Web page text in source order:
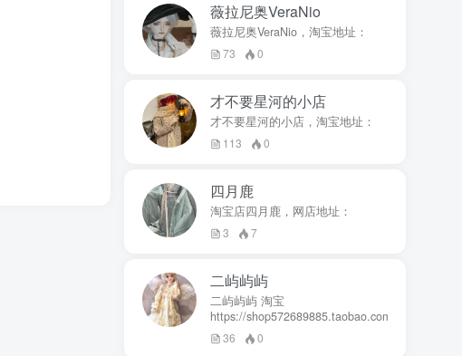
薇拉尼奥VeraNio
薇拉尼奥VeraNio，淘宝地址：
73 0
才不要星河的小店
才不要星河的小店，淘宝地址：
113 0
四月鹿
淘宝店四月鹿，网店地址：
3 7
二屿屿屿
二屿屿屿 淘宝
https://shop572689885.taobao.com
36 0